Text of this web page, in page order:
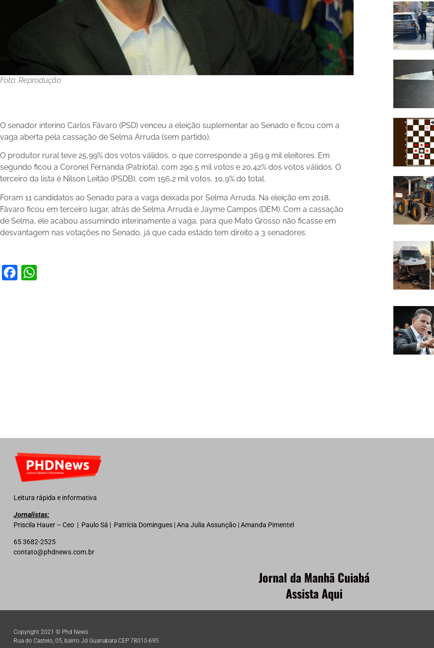
Foto: Reprodução
O senador interino Carlos Fávaro (PSD) venceu a eleição suplementar ao Senado e ficou com a
vaga aberta pela cassação de Selma Arruda (sem partido).
O produtor rural teve 25,99% dos votos válidos, o que corresponde a 369,9 mil eleitores. Em
segundo ficou a Coronel Fernanda (Patriota), com 290,5 mil votos e 20,42% dos votos válidos. O
terceiro da lista é Nilson Leitão (PSDB), com 156,2 mil votos, 10,9% do total.
Foram 11 candidatos ao Senado para a vaga deixada por Selma Arruda. Na eleição em 2018,
Fávaro ficou em terceiro lugar, atrás de Selma Arruda e Jayme Campos (DEM). Com a cassação
de Selma, ele acabou assumindo interinamente a vaga, para que Mato Grosso não ficasse em
desvantagem nas votações no Senado, já que cada estado tem direito a 3 senadores.
Facebook
Leitura rápida e informativa
Jornalistas:
Priscila Hauer – Ceo | Paulo Sá | Patrícia Domingues | Ana Julia Assunção | Amanda Pimentel
65 3682-2525
contato@phdnews.com.br
Jornal da Manhã Cuiabá
Assista Aqui
Copyright 2021 © Phd News
Rua do Castelo, 05, bairro Jd Guanabara CEP 78010-695